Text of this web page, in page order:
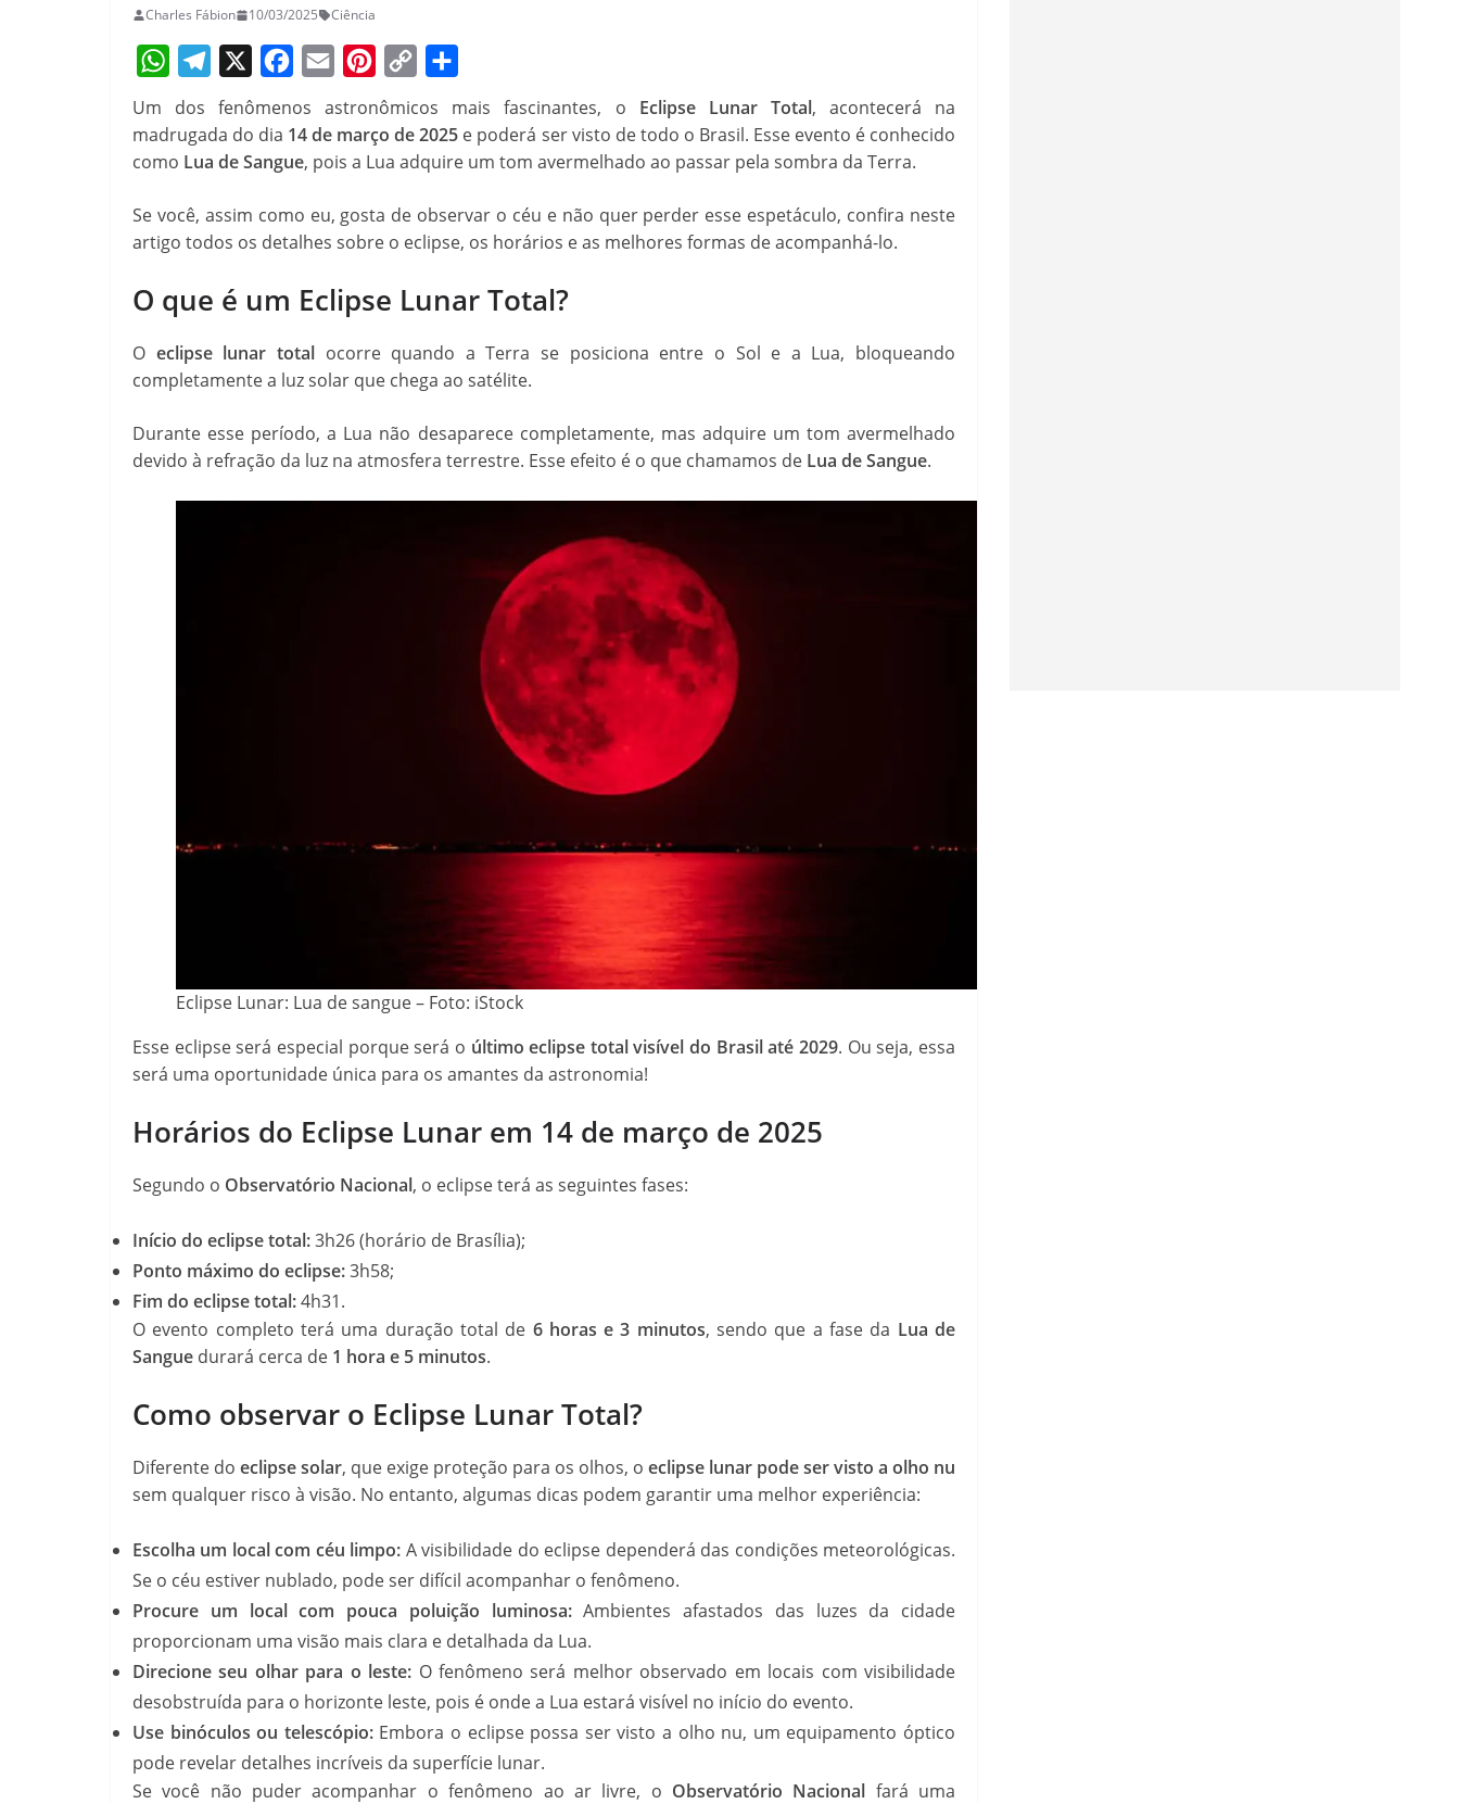
Charles Fábion 10/03/2025 Ciência
h
a
s
A
p
e
g
a
c
b
o
m
a
l
i
n
e
r
s
t
o
p
L
h
a
e
Um dos fenômenos astronômicos mais fascinantes, o Eclipse Lunar Total, acontecerá na
madrugada do dia 14 de março de 2025 e poderá ser visto de todo o Brasil. Esse evento é conhecido
como Lua de Sangue, pois a Lua adquire um tom avermelhado ao passar pela sombra da Terra.
Se você, assim como eu, gosta de observar o céu e não quer perder esse espetáculo, confira neste
artigo todos os detalhes sobre o eclipse, os horários e as melhores formas de acompanhá-lo.
O que é um Eclipse Lunar Total?
O eclipse lunar totalocorre quando a Terra se posiciona entre o Sol e a Lua, bloqueando
completamente a luz solar que chega ao satélite.
Durante esse período, a Lua não desaparece completamente, mas adquire um tom avermelhado
devido à refração da luz na atmosfera terrestre. Esse efeito é o que chamamos de Lua de Sangue.
Eclipse Lunar: Lua de sangue – Foto: iStock
Esse eclipse será especial porque será o último eclipse total visível do Brasil até 2029. Ou seja, essa
será uma oportunidade única para os amantes da astronomia!
Horários do Eclipse Lunar em 14 de março de 2025
Segundo o Observatório Nacional, o eclipse terá as seguintes fases:
Início do eclipse total:3h26 (horário de Brasília);
Ponto máximo do eclipse:3h58;
Fim do eclipse total:4h31.
O evento completo terá uma duração total de 6 horas e 3 minutos, sendo que a fase da Lua de
Sangue durará cerca de 1 hora e 5 minutos.
Como observar o Eclipse Lunar Total?
Diferente do eclipse solar, que exige proteção para os olhos, o eclipse lunar pode ser visto a olho nu
sem qualquer risco à visão. No entanto, algumas dicas podem garantir uma melhor experiência:
Escolha um local com céu limpo: A visibilidade do eclipse dependerá das condições meteorológicas.
Se o céu estiver nublado, pode ser difícil acompanhar o fenômeno.
Procure um local com pouca poluição luminosa:Ambientes afastados das luzes da cidade
proporcionam uma visão mais clara e detalhada da Lua.
Direcione seu olhar para o leste: O fenômeno será melhor observado em locais com visibilidade
desobstruída para o horizonte leste, pois é onde a Lua estará visível no início do evento.
Use binóculos ou telescópio:Embora o eclipse possa ser visto a olho nu, um equipamento óptico
pode revelar detalhes incríveis da superfície lunar.
Se você não puder acompanhar o fenômeno ao ar livre, o Observatório Nacional fará uma